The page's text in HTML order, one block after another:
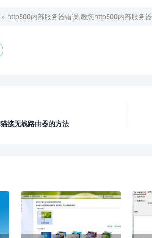
» http500内部服务器错误,教您http500内部服务
接无线路由器的方法